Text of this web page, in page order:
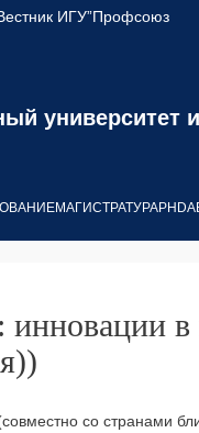
ИГУ”Профсоюз
МАГИСТРАТУРАPHD
инновации
со странами